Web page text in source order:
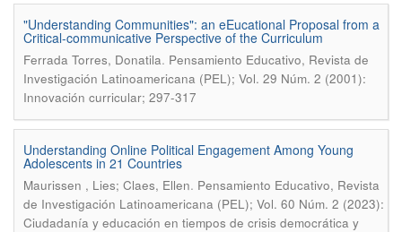
"Understanding Communities": an eEucational Proposal from a
Critical-communicative Perspective of the Curriculum
Ferrada Torres, Donatila. Pensamiento Educativo, Revista de
Investigación Latinoamericana (PEL); Vol. 29 Núm. 2 (2001):
Innovación curricular; 297-317
Understanding Online Political Engagement Among Young
Adolescents in 21 Countries
Maurissen , Lies; Claes, Ellen. Pensamiento Educativo, Revista
de Investigación Latinoamericana (PEL); Vol. 60 Núm. 2 (2023):
Ciudadanía y educación en tiempos de crisis democrática y